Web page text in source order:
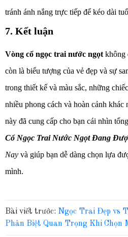
tránh ánh nắng trực tiếp để kéo dài
7. Kết luận
Vòng cổ ngọc trai nước ngọt không
còn là biểu tượng của vẻ đẹp và sự
trong thiết kế và màu sắc, những
nhiều phong cách và hoàn cảnh
này đã cung cấp cho bạn cái nhìn
Cổ Ngọc Trai Nước Ngọt Đang
Nay và giúp bạn dễ dàng chọn lựa
mình.
Bài viết trước: Ngọc Trai Đẹp vs
Phân Biệt Quan Trọng Khi Chọn